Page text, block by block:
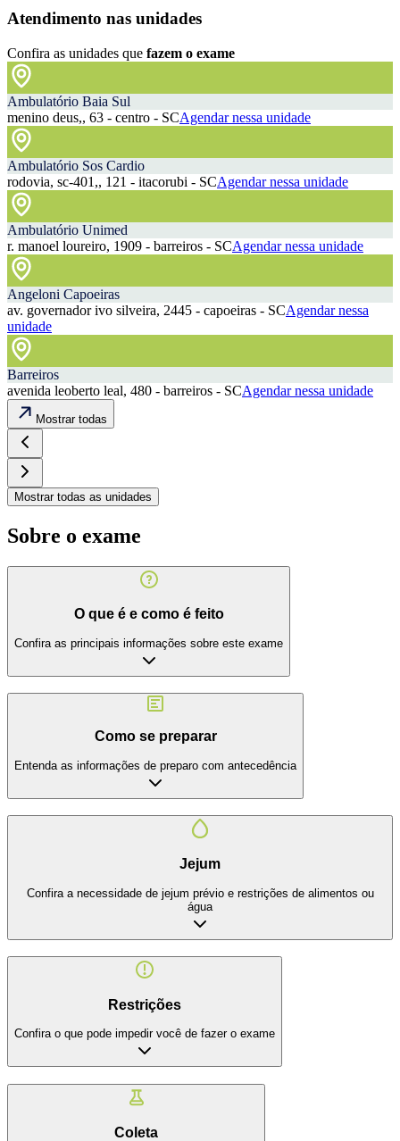
Atendimento nas unidades
Confira as unidades que fazem o exame
Ambulatório Baia Sul
menino deus,, 63 - centro - SCAgendar nessa unidade
Ambulatório Sos Cardio
rodovia, sc-401,, 121 - itacorubi - SCAgendar nessa unidade
Ambulatório Unimed
r. manoel loureiro, 1909 - barreiros - SCAgendar nessa unidade
Angeloni Capoeiras
av. governador ivo silveira, 2445 - capoeiras - SCAgendar nessa
unidade
Barreiros
avenida leoberto leal, 480 - barreiros - SCAgendar nessa unidade
Mostrar todas
Mostrar todas as unidades
Sobre o exame
O que é e como é feito
Confira as principais informações sobre este exame
Como se preparar
Entenda as informações de preparo com antecedência
Jejum
Confira a necessidade de jejum prévio e restrições de alimentos ou
água
Restrições
Confira o que pode impedir você de fazer o exame
Coleta